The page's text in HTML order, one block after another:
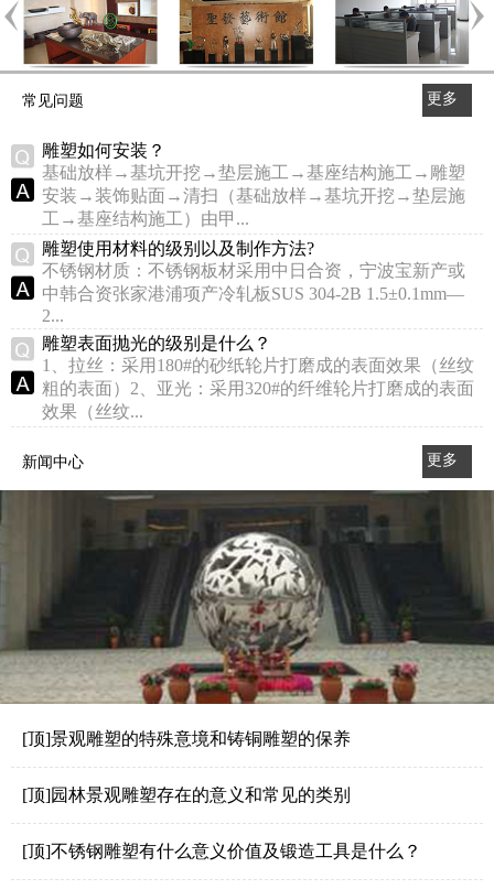
常见问题
更多
雕塑如何安装？
基础放样→基坑开挖→垫层施工→基座结构施工→雕塑
安装→装饰贴面→清扫（基础放样→基坑开挖→垫层施
工→基座结构施工）由甲...
雕塑使用材料的级别以及制作方法?
不锈钢材质：不锈钢板材采用中日合资，宁波宝新产或
中韩合资张家港浦项产冷轧板SUS 304-2B 1.5±0.1mm—
2...
雕塑表面抛光的级别是什么？
1、拉丝：采用180#的砂纸轮片打磨成的表面效果（丝纹
粗的表面）2、亚光：采用320#的纤维轮片打磨成的表面
效果（丝纹...
新闻中心
更多
>>
[顶]景观雕塑的特殊意境和铸铜雕塑的保养
[顶]园林景观雕塑存在的意义和常见的类别
[顶]不锈钢雕塑有什么意义价值及锻造工具是什么？